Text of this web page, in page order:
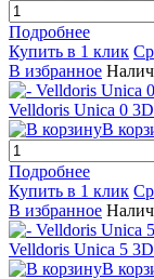
Подробнее
Купить в 1 клик
В избранное
Velldoris Unica 0
В
Подробнее
Купить в 1 клик
В избранное
Velldoris Unica 5
В